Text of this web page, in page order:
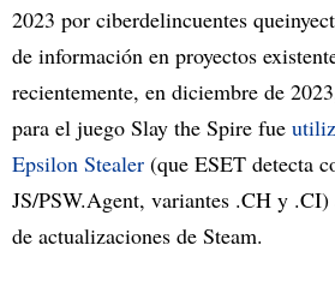
2023 por ciberdelincuentes
de información en proyectos
recientemente, en diciembre de
para el juego Slay the Spire fue
Epsilon Stealer (que ESET detecta
JS/PSW.Agent, variantes .CH y .CI)
de actualizaciones de Steam.